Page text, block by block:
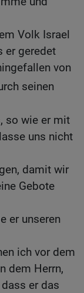
Volk Israel
er geredet
von
seinen
so wie er mit
uns nicht
damit wir
Gebote
er unseren
ich vor dem
dem Herrn,
er das